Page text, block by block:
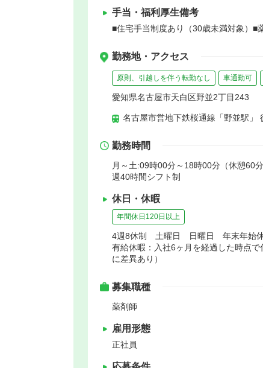
手当・福利厚生備考
■住宅手当制度あり（30歳未満対象）■
勤務地・アクセス
原則、引越しを伴う転勤なし 車通勤可
愛知県名古屋市天白区野並2丁目243
名古屋市営地下鉄桜通線「野並駅」
勤務時間
月～土:09時00分～18時00分（休憩60分
週40時間シフト制
休日・休暇
年間休日120日以上
4週8休制 土曜日 日曜日 年末年始
有給休暇：入社6ヶ月を経過した時点
に差異あり）
募集職種
薬剤師
雇用形態
正社員